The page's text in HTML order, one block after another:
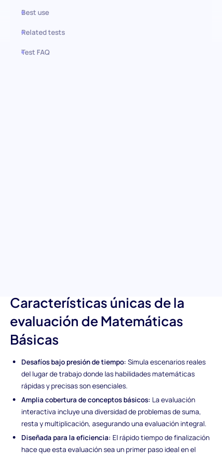
Best use
Related tests
Test FAQ
Características únicas de la
evaluación de Matemáticas
Básicas
Desafíos bajo presión de tiempo: Simula escenarios reales
del lugar de trabajo donde las habilidades matemáticas
rápidas y precisas son esenciales.
Amplia cobertura de conceptos básicos: La evaluación
interactiva incluye una diversidad de problemas de suma,
resta y multiplicación, asegurando una evaluación integral.
Diseñada para la eficiencia: El rápido tiempo de finalización
hace que esta evaluación sea un primer paso ideal en el